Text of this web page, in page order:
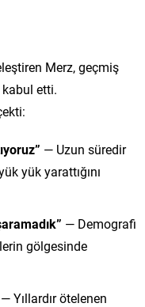
Merz, geçmiş
kabul etti.
— Uzun süredir
yük yarattığını
— Demografi
gölgesinde
— Yıllardır ötelenen